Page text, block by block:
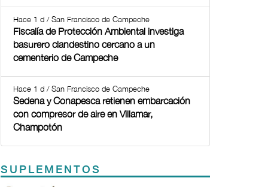
Hace 1 d / San Francisco de Campeche
Fiscalía de Protección Ambiental investiga
basurero clandestino cercano a un
cementerio de Campeche
Hace 1 d / San Francisco de Campeche
Sedena y Conapesca retienen embarcación
con compresor de aire en Villamar,
Champotón
SUPLEMENTOS